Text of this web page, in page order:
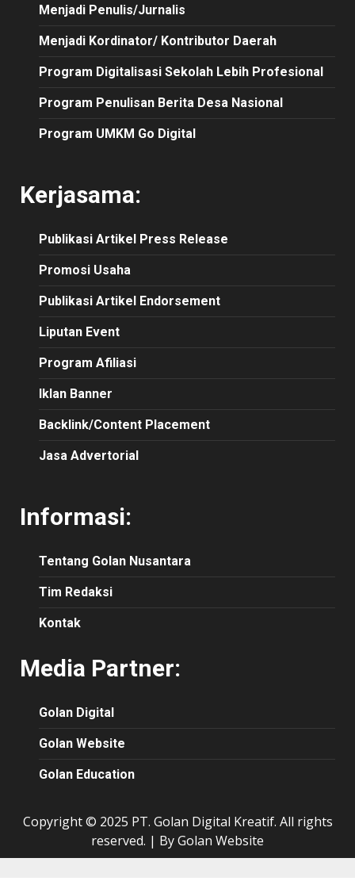
Menjadi Penulis/Jurnalis
Menjadi Kordinator/ Kontributor Daerah
Program Digitalisasi Sekolah Lebih Profesional
Program Penulisan Berita Desa Nasional
Program UMKM Go Digital
Kerjasama:
Publikasi Artikel Press Release
Promosi Usaha
Publikasi Artikel Endorsement
Liputan Event
Program Afiliasi
Iklan Banner
Backlink/Content Placement
Jasa Advertorial
Informasi:
Tentang Golan Nusantara
Tim Redaksi
Kontak
Media Partner:
Golan Digital
Golan Website
Golan Education
Copyright © 2025 PT. Golan Digital Kreatif. All rights
reserved. | By Golan Website